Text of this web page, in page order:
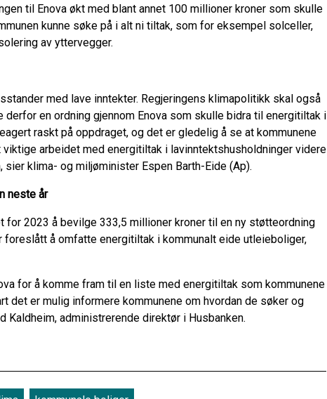
til Enova økt med blant annet 100 millioner kroner som skulle
kunne søke på i alt ni tiltak, som for eksempel solceller,
av yttervegger.
med lave inntekter. Regjeringens klimapolitikk skal også
en ordning gjennom Enova som skulle bidra til energitiltak i
raskt på oppdraget, og det er gledelig å se at kommunene
viktige arbeidet med energitiltak i lavinntektshusholdninger videre
sier klima- og miljøminister Espen Barth-Eide (Ap).
neste år
2023 å bevilge 333,5 millioner kroner til en ny støtteordning
foreslått å omfatte energitiltak i kommunalt eide utleieboliger,
for å komme fram til en liste med energitiltak som kommunene
det er mulig informere kommunene om hvordan de søker og
Kaldheim, administrerende direktør i Husbanken.